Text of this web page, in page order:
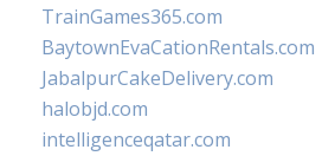
TrainGames365.com
BaytownEvaCationRentals.com
JabalpurCakeDelivery.com
halobjd.com
intelligenceqatar.com